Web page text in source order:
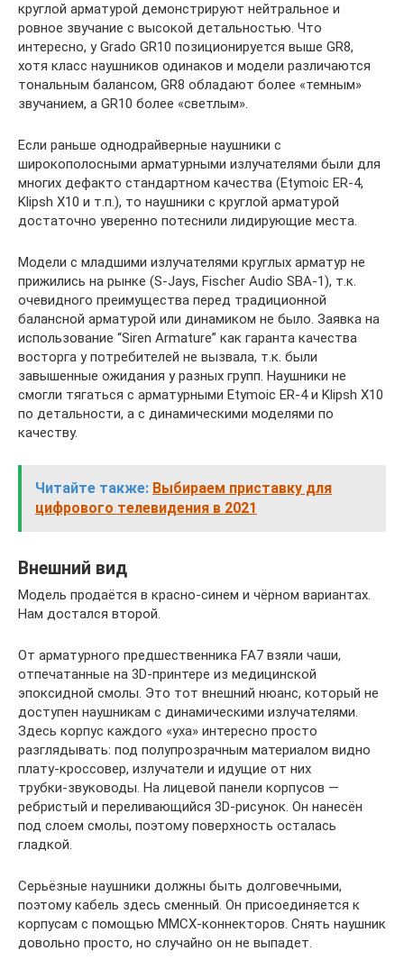
круглой арматурой демонстрируют нейтральное и
ровное звучание с высокой детальностью. Что
интересно, у Grado GR10 позиционируется выше GR8,
хотя класс наушников одинаков и модели различаются
тональным балансом, GR8 обладают более «темным»
звучанием, а GR10 более «светлым».
Если раньше однодрайверные наушники с
широкополосными арматурными излучателями были для
многих дефакто стандартном качества (Etymoic ER-4,
Klipsh X10 и т.п.), то наушники с круглой арматурой
достаточно уверенно потеснили лидирующие места.
Модели с младшими излучателями круглых арматур не
прижились на рынке (S-Jays, Fischer Audio SBA-1), т.к.
очевидного преимущества перед традиционной
балансной арматурой или динамиком не было. Заявка на
использование “Siren Armature” как гаранта качества
восторга у потребителей не вызвала, т.к. были
завышенные ожидания у разных групп. Наушники не
смогли тягаться с арматурными Etymoic ER-4 и Klipsh X10
по детальности, а с динамическими моделями по
качеству.
Читайте также: Выбираем приставку для
цифрового телевидения в 2021
Внешний вид
Модель продаётся в красно‑синем и чёрном вариантах.
Нам достался второй.
От арматурного предшественника FA7 взяли чаши,
отпечатанные на 3D‑принтере из медицинской
эпоксидной смолы. Это тот внешний нюанс, который не
доступен наушникам с динамическими излучателями.
Здесь корпус каждого «уха» интересно просто
разглядывать: под полупрозрачным материалом видно
плату‑кроссовер, излучатели и идущие от них
трубки‑звуководы. На лицевой панели корпусов —
ребристый и переливающийся 3D‑рисунок. Он нанесён
под слоем смолы, поэтому поверхность осталась
гладкой.
Серьёзные наушники должны быть долговечными,
поэтому кабель здесь сменный. Он присоединяется к
корпусам с помощью MMCX‑коннекторов. Снять наушник
довольно просто, но случайно он не выпадет.